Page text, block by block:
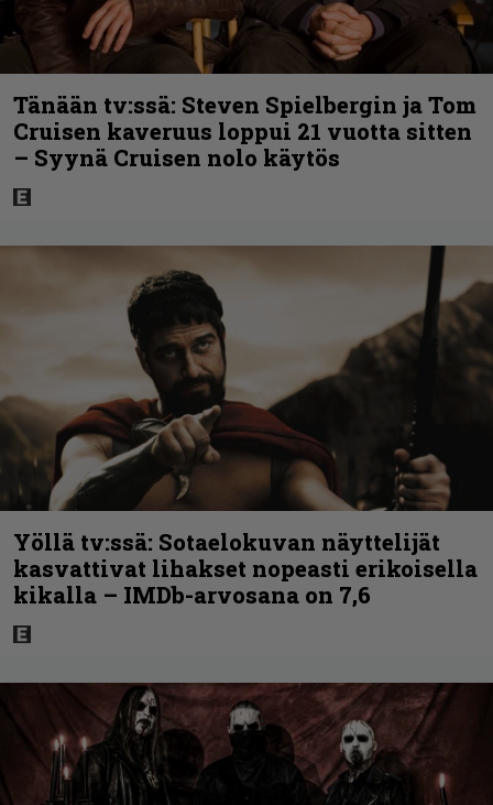
Tänään tv:ssä: Steven Spielbergin ja Tom
Cruisen kaveruus loppui 21 vuotta sitten
– Syynä Cruisen nolo käytös
Yöllä tv:ssä: Sotaelokuvan näyttelijät
kasvattivat lihakset nopeasti erikoisella
kikalla – IMDb-arvosana on 7,6